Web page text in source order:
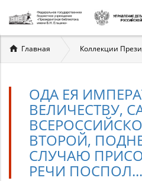
Вы
здесь
Главная Коллекции
ОДА ЕЯ
ВЕЛИЧЕСТВУ,
ВТОРОЙ,
СЛУЧАЮ
РЕЧИ ПОСПОЛ...